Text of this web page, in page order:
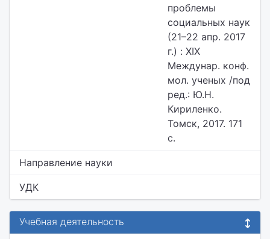
проблемы
социальных наук
(21–22 апр. 2017
г.) : XIX
Междунар. конф.
мол. ученых /под
ред.: Ю.Н.
Кириленко.
Томск, 2017. 171
с.
Направление науки
УДК
Учебная деятельность